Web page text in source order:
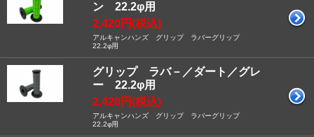
ン 22.2φ用
2,420円(税込)
アルキャンハンズ グリップ ラバーグリップ
22.2φ用
グリップ ラバ－／ダート／グレ
ー 22.2φ用
2,420円(税込)
アルキャンハンズ グリップ ラバーグリップ
22.2φ用